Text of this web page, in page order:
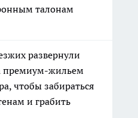
талонам
развернули
премиум-жильем
чтобы забираться
и грабить